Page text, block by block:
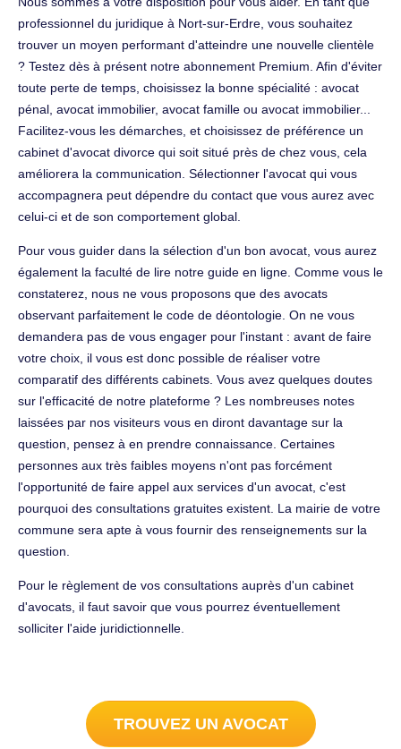
professionnel du juridique à Nort-sur-Erdre, vous souhaitez
trouver un moyen performant d'atteindre une nouvelle clientèle
? Testez dès à présent notre abonnement Premium. Afin d'éviter
toute perte de temps, choisissez la bonne spécialité : avocat
pénal, avocat immobilier, avocat famille ou avocat immobilier...
Facilitez-vous les démarches, et choisissez de préférence un
cabinet d'avocat divorce qui soit situé près de chez vous, cela
améliorera la communication. Sélectionner l'avocat qui vous
accompagnera peut dépendre du contact que vous aurez avec
celui-ci et de son comportement global.
Pour vous guider dans la sélection d'un bon avocat, vous aurez
également la faculté de lire notre guide en ligne. Comme vous le
constaterez, nous ne vous proposons que des avocats
observant parfaitement le code de déontologie. On ne vous
demandera pas de vous engager pour l'instant : avant de faire
votre choix, il vous est donc possible de réaliser votre
comparatif des différents cabinets. Vous avez quelques doutes
sur l'efficacité de notre plateforme ? Les nombreuses notes
laissées par nos visiteurs vous en diront davantage sur la
question, pensez à en prendre connaissance. Certaines
personnes aux très faibles moyens n'ont pas forcément
l'opportunité de faire appel aux services d'un avocat, c'est
pourquoi des consultations gratuites existent. La mairie de votre
commune sera apte à vous fournir des renseignements sur la
question.
Pour le règlement de vos consultations auprès d'un cabinet
d'avocats, il faut savoir que vous pourrez éventuellement
solliciter l'aide juridictionnelle.
TROUVEZ UN AVOCAT